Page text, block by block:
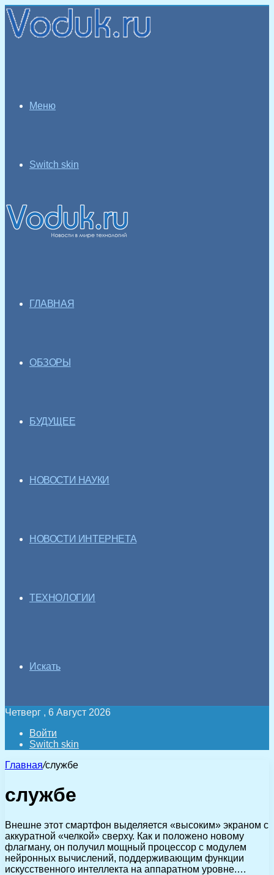
Меню
Switch skin
ГЛАВНАЯ
ОБЗОРЫ
БУДУЩЕЕ
НОВОСТИ НАУКИ
НОВОСТИ ИНТЕРНЕТА
ТЕХНОЛОГИИ
Искать
Четверг , 6 Август 2026
Войти
Switch skin
Главная/службе
службе
Внешне этот смартфон выделяется «высоким» экраном с
аккуратной «челкой» сверху. Как и положено новому
флагману, он получил мощный процессор с модулем
нейронных вычислений, поддерживающим функции
искусственного интеллекта на аппаратном уровне.…